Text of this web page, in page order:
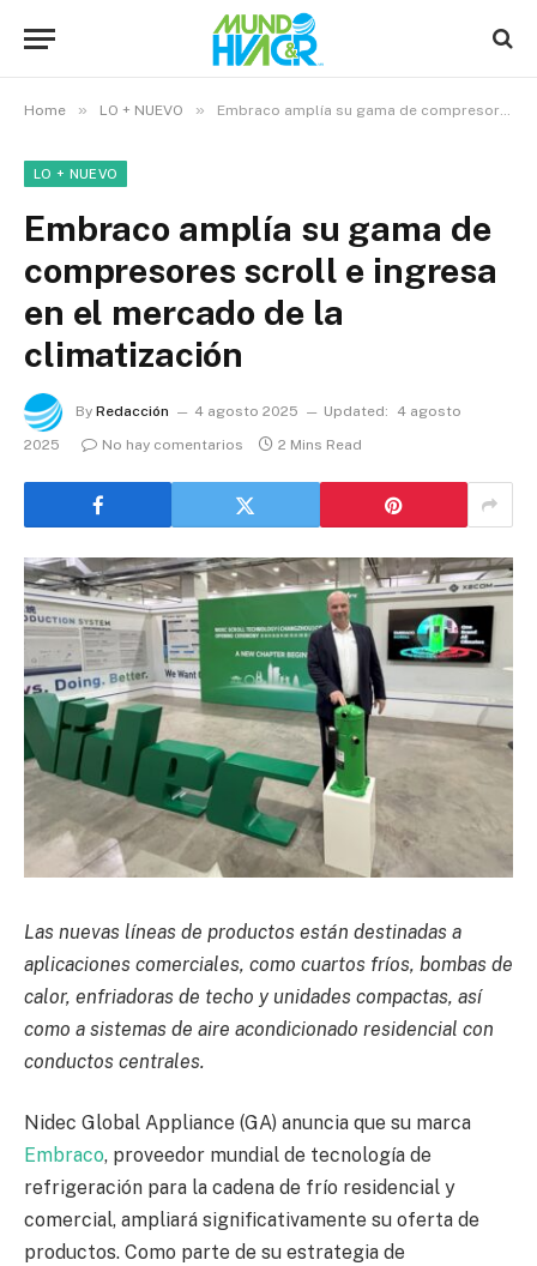
Home » LO + NUEVO » Embraco amplía su gama de compresores scroll e ingresa en el mercado de la climatización
LO + NUEVO
Embraco amplía su gama de
compresores scroll e ingresa
en el mercado de la
climatización
By Redacción 4 agosto 2025 Updated:
4 agosto
2025
No hay comentarios 2 Mins Read
Las nuevas líneas de productos están destinadas a
aplicaciones comerciales, como cuartos fríos, bombas de
calor, enfriadoras de techo y unidades compactas, así
como a sistemas de aire acondicionado residencial con
conductos centrales.
Nidec Global Appliance (GA) anuncia que su marca
Embraco, proveedor mundial de tecnología de
refrigeración para la cadena de frío residencial y
comercial, ampliará significativamente su oferta de
productos. Como parte de su estrategia de